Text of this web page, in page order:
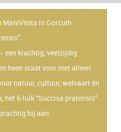
ManiVesta in Gorcum
een krachtig, veelzijdig
heen staat voor niet alleen
natuur, cultuur, welvaart én
het 6-luik “Succisa pratensis”
bij aan.